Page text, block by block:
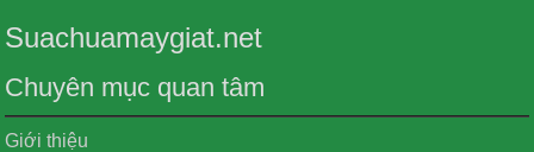
Suachuamaygiat.net
Chuyên mục quan tâm
Giới thiệu